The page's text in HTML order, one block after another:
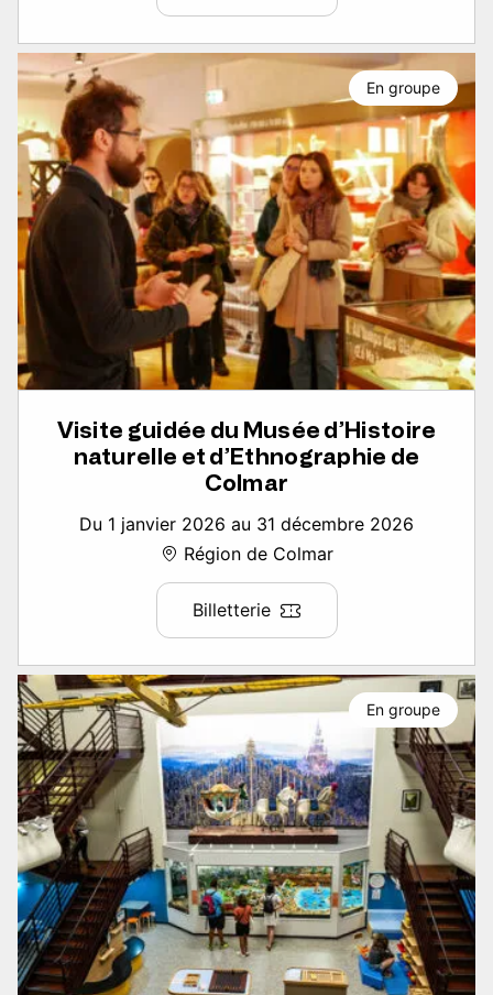
Visite guidée du Musée d’Histoire
naturelle et d’Ethnographie de
Colmar
Du 1 janvier 2026 au 31 décembre 2026
Région de Colmar
Billetterie
En groupe
En groupe